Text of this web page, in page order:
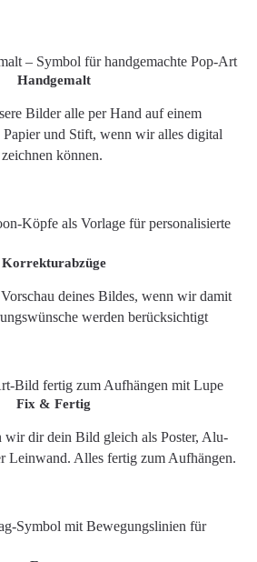
Handgemalt
Bilder alle per Hand auf einem
und Stift, wenn wir alles digital
zeichnen können.
Korrekturabzüge
deines Bildes, wenn wir damit
werden berücksichtigt
Fix & Fertig
wir dir dein Bild gleich als Poster, Alu-
Leinwand. Alles fertig zum Aufhängen.